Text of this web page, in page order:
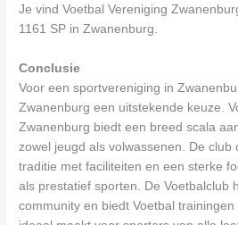
Je vind Voetbal Vereniging
1161 SP in Zwanenburg.
Conclusie
Voor een sportvereniging in
Zwanenburg een uitstekende keuze.
Zwanenburg biedt een breed scala
zowel jeugd als volwassenen. De club
traditie met faciliteiten en een sterke
als prestatief sporten. De Voetbalclub
community en biedt Voetbal